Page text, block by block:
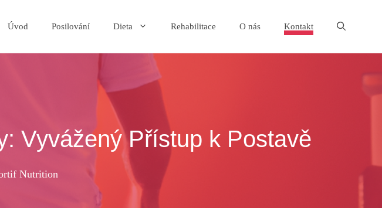
Úvod Posilování Dieta Rehabilitace O nás Kontakt
Vyvážený Přístup k Postavě
Nutrition